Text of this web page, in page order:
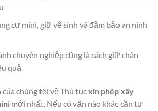
cư mini, giữ vệ sinh và đảm bảo an ninh
chuyên nghiệp cũng là cách giữ chân
quả
chúng tôi về Thủ tụcxin phép xây
mới nhất. Nếu có vấn nào khác cần tư